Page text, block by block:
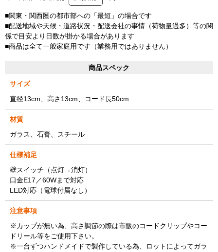
■関東・関西圏の都市部への「最短」の場合です
■配送地域や天候・道路状況・配送会社の事情（荷物量過多）等の関
係で目安より日数が掛かる場合があります
■商品は全て一般家庭用です（業務用ではありません）
商品スペック
サイズ
直径13cm、高さ13cm、コード長50cm
材質
ガラス、石膏、スチール
仕様補足
壁スイッチ（点灯→消灯）
口金E17／60Wまで対応
LED対応（電球付属なし）
注意事項
※カップが無い為、高さ調節の際は市販のコードクリップやコー
ドリール等をご使用下さい。
※一台ずつハンドメイドで製作している為、ロットによってガラ